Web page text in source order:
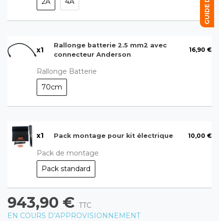
x1
Rallonge batterie 2.5 mm2 avec
connecteur Anderson
16,90 €
Rallonge Batterie
70cm
x1 Pack montage pour kit électrique 10,00 €
Pack de montage
Pack standard
943,90 € TTC
EN COURS D’APPROVISIONNEMENT